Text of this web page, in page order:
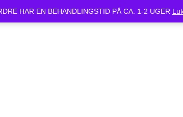
6 og Tirsdag d.25/6. Alle bestilte cykler vil være klar
HAR EN BEHANDLINGSTID PÅ CA. 1-2 UGER